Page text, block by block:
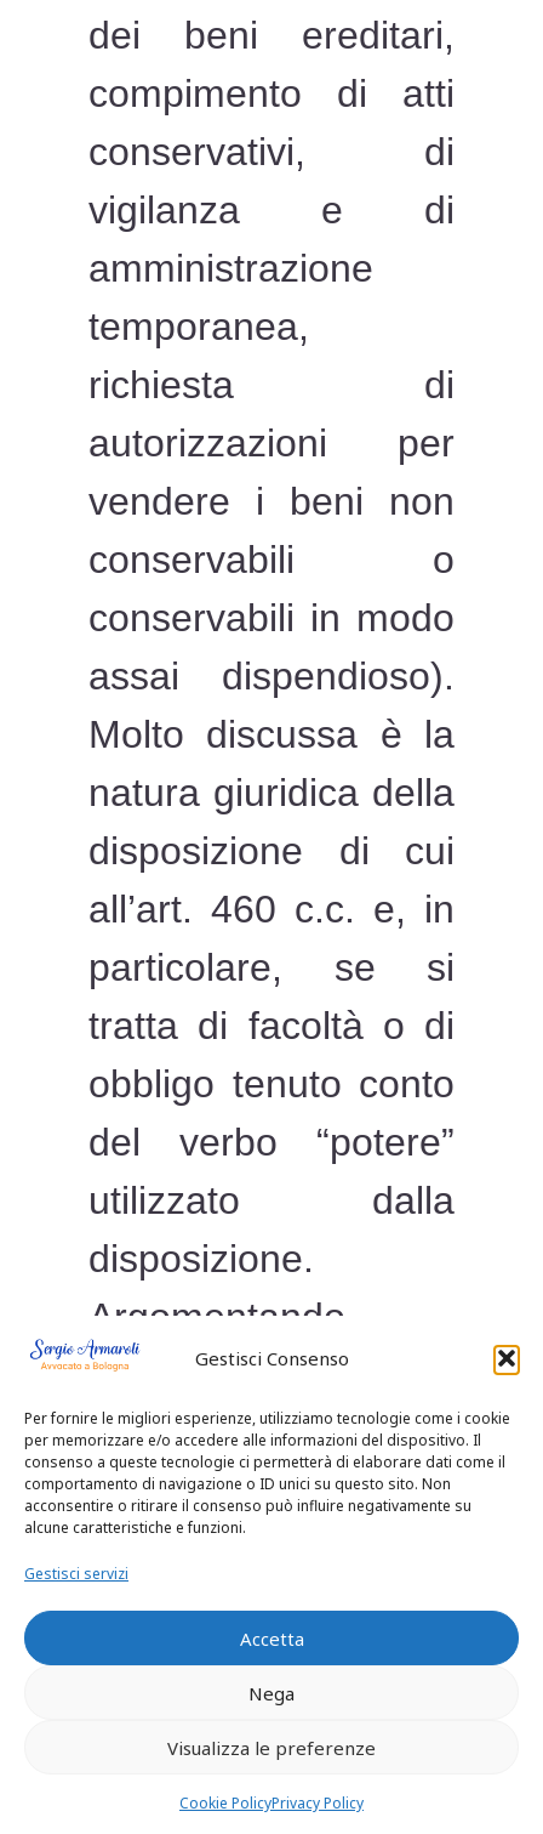
Gestisci Consenso
Per fornire le migliori esperienze, utilizziamo tecnologie come i cookie
per memorizzare e/o accedere alle informazioni del dispositivo. Il
consenso a queste tecnologie ci permetterà di elaborare dati come il
comportamento di navigazione o ID unici su questo sito. Non
acconsentire o ritirare il consenso può influire negativamente su
alcune caratteristiche e funzioni.
Gestisci servizi
Accetta
Nega
Visualizza le preferenze
Cookie PolicyPrivacy Policy
dei beni ereditari,
compimento di atti
conservativi, di
vigilanza e di
amministrazione
temporanea,
richiesta di
autorizzazioni per
vendere i beni non
conservabili o
conservabili in modo
assai dispendioso).
Molto discussa è la
natura giuridica della
disposizione di cui
all’art. 460 c.c. e, in
particolare, se si
tratta di facoltà o di
obbligo tenuto conto
del verbo “potere”
utilizzato dalla
disposizione.
Argomentando
proprio dal tenore
letterale della norma
un’impostazione
come attributiva di
un potere che si